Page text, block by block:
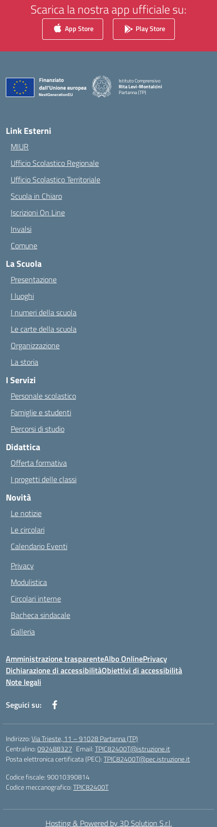
Scarica la nostra app ufficiale su:
App Store Play Store
Istituto Comprensivo
Rita Levi-Montalcini
Partanna (TP)
Link Esterni
MIUR
Ufficio Scolastico Regionale
Ufficio Scolastico Territoriale
Scuola in Chiaro
Iscrizioni On Line
Invalsi
Comune
La Scuola
Presentazione
I luoghi
I numeri della scuola
Le carte della scuola
Organizzazione
La storia
I Servizi
Personale scolastico
Famiglie e studenti
Percorsi di studio
Didattica
Offerta formativa
I progetti delle classi
Novità
Le notizie
Le circolari
Calendario Eventi
Privacy
Modulistica
Circolari interne
Bacheca sindacale
Galleria
Amministrazione trasparenteAlbo OnlinePrivacy
Dichiarazione di accessibilitàObiettivi di accessibilità
Note legali
Seguici su:
Indirizzo:Via Trieste, 11 – 91028 Partanna (TP)
Centralino:092488327 Email:TPIC82400T@istruzione.it
Posta elettronica certificata (PEC):TPIC82400T@pec.istruzione.it
Codice fiscale: 90010390814
Codice meccanografico:TPIC82400T
Hosting & Powered by 3D Solution S.r.l.